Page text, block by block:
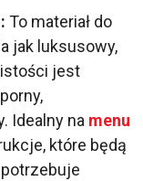
To materiał do
jak luksusowy,
jest
Idealny na menu
które będą